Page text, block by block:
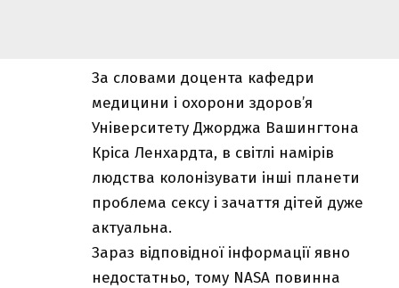
За словами доцента кафедри
медицини і охорони здоров’я
Університету Джорджа Вашингтона
Кріса Ленхардта, в світлі намірів
людства колонізувати інші планети
проблема сексу і зачаття дітей дуже
актуальна.
Зараз відповідної інформації явно
недостатньо, тому NASA повинна